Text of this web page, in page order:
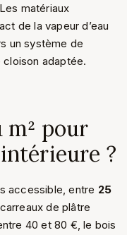
matériaux
de la vapeur d’eau
un système de
adaptée.
pour
?
accessible, entre 25
de plâtre
40 et 80 €, le bois